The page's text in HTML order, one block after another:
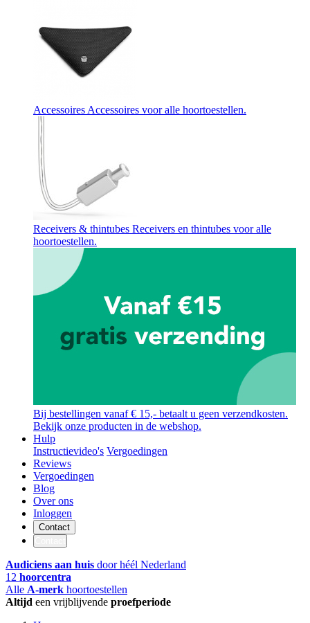
AccessoiresAccessoires voor alle hoortoestellen.
Receivers & thintubes Receivers en thintubes voor alle
hoortoestellen.
Bij bestellingen vanaf € 15,- betaalt u geen verzendkosten.
Bekijk onze producten in de webshop.
Hulp
Instructievideo's Vergoedingen
Reviews
Vergoedingen
Blog
Over ons
Inloggen
Contact
Audiciens aan huis door héél Nederland
12 hoorcentra
Alle A-merk hoortoestellen
Altijd een vrijblijvende proefperiode